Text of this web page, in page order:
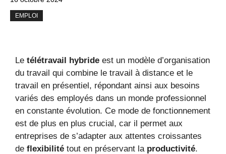
EMPLOI
Le télétravail hybride est un modèle d’organisation
du travail qui combine le travail à distance et le
travail en présentiel, répondant ainsi aux besoins
variés des employés dans un monde professionnel
en constante évolution. Ce mode de fonctionnement
est de plus en plus crucial, car il permet aux
entreprises de s’adapter aux attentes croissantes
de flexibilité tout en préservant la productivité.